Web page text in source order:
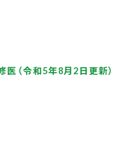
医（令和5年8月2日更新）